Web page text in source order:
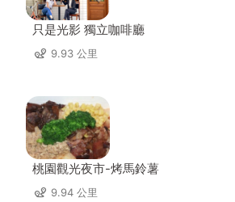
只是光影 獨立咖啡廳
9.93 公里
桃園觀光夜市-烤馬鈴薯
9.94 公里